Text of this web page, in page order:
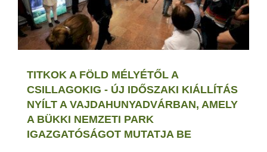
TITKOK A FÖLD MÉLYÉTŐL A
CSILLAGOKIG - ÚJ IDŐSZAKI KIÁLLÍTÁS
NYÍLT A VAJDAHUNYADVÁRBAN, AMELY
A BÜKKI NEMZETI PARK
IGAZGATÓSÁGOT MUTATJA BE